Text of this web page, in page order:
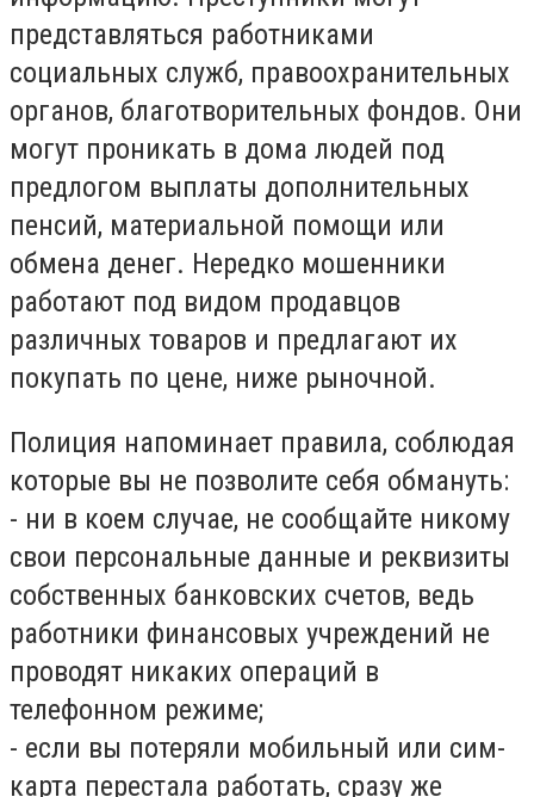
представляться работниками
социальных служб, правоохранительных
органов, благотворительных фондов. Они
могут проникать в дома людей под
предлогом выплаты дополнительных
пенсий, материальной помощи или
обмена денег. Нередко мошенники
работают под видом продавцов
различных товаров и предлагают их
покупать по цене, ниже рыночной.
Полиция напоминает правила, соблюдая
которые вы не позволите себя обмануть:
- ни в коем случае, не сообщайте никому
свои персональные данные и реквизиты
собственных банковских счетов, ведь
работники финансовых учреждений не
проводят никаких операций в
телефонном режиме;
- если вы потеряли мобильный или сим-
карта перестала работать, сразу же